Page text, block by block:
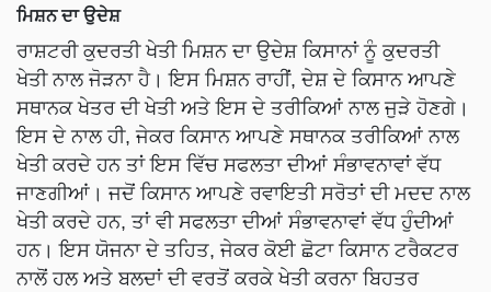
ਮਿਸ਼ਨ ਦਾ ਉਦੇਸ਼
ਰਾਸ਼ਟਰੀ ਕੁਦਰਤੀ ਖੇਤੀ ਮਿਸ਼ਨ ਦਾ ਉਦੇਸ਼ ਕਿਸਾਨਾਂ ਨੂੰ ਕੁਦਰਤੀ
ਖੇਤੀ ਨਾਲ ਜੋੜਨਾ ਹੈ। ਇਸ ਮਿਸ਼ਨ ਰਾਹੀਂ, ਦੇਸ਼ ਦੇ ਕਿਸਾਨ ਆਪਣੇ
ਸਥਾਨਕ ਖੇਤਰ ਦੀ ਖੇਤੀ ਅਤੇ ਇਸ ਦੇ ਤਰੀਕਿਆਂ ਨਾਲ ਜੁੜੇ ਹੋਣਗੇ।
ਇਸ ਦੇ ਨਾਲ ਹੀ, ਜੇਕਰ ਕਿਸਾਨ ਆਪਣੇ ਸਥਾਨਕ ਤਰੀਕਿਆਂ ਨਾਲ
ਖੇਤੀ ਕਰਦੇ ਹਨ ਤਾਂ ਇਸ ਵਿੱਚ ਸਫਲਤਾ ਦੀਆਂ ਸੰਭਾਵਨਾਵਾਂ ਵੱਧ
ਜਾਣਗੀਆਂ। ਜਦੋਂ ਕਿਸਾਨ ਆਪਣੇ ਰਵਾਇਤੀ ਸਰੋਤਾਂ ਦੀ ਮਦਦ ਨਾਲ
ਖੇਤੀ ਕਰਦੇ ਹਨ, ਤਾਂ ਵੀ ਸਫਲਤਾ ਦੀਆਂ ਸੰਭਾਵਨਾਵਾਂ ਵੱਧ ਹੁੰਦੀਆਂ
ਹਨ। ਇਸ ਯੋਜਨਾ ਦੇ ਤਹਿਤ, ਜੇਕਰ ਕੋਈ ਛੋਟਾ ਕਿਸਾਨ ਟਰੈਕਟਰ
ਨਾਲੋਂ ਹਲ ਅਤੇ ਬਲਦਾਂ ਦੀ ਵਰਤੋਂ ਕਰਕੇ ਖੇਤੀ ਕਰਨਾ ਬਿਹਤਰ